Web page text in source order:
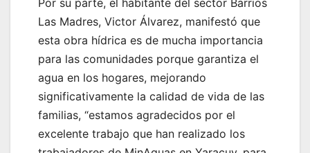
Las Madres, Victor Álvarez, manifestó que
esta obra hídrica es de mucha importancia
para las comunidades porque garantiza el
agua en los hogares, mejorando
significativamente la calidad de vida de las
familias, “estamos agradecidos por el
excelente trabajo que han realizado los